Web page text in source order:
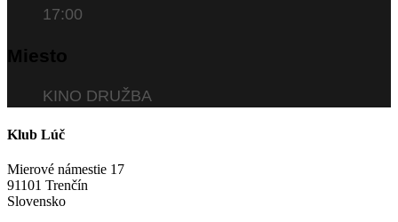
17:00
Miesto
KINO DRUŽBA
Klub Lúč
Mierové námestie 17
91101 Trenčín
Slovensko